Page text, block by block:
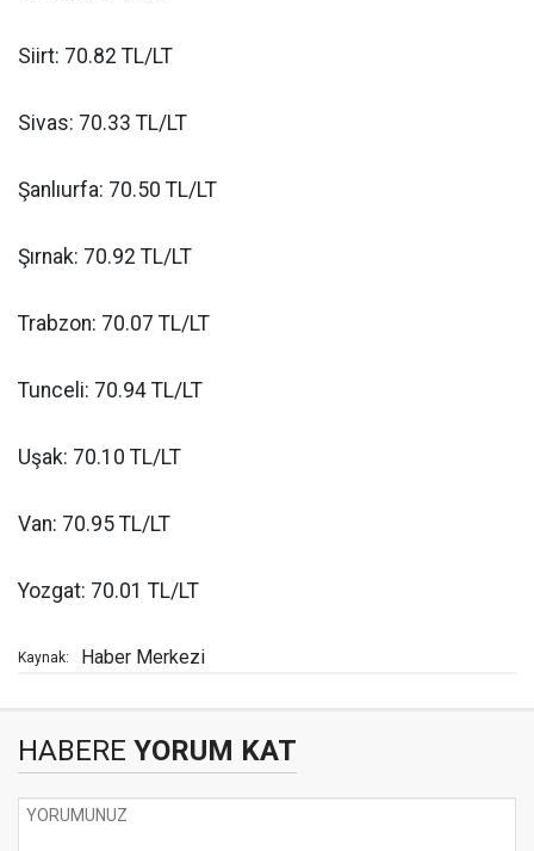
Siirt: 70.82 TL/LT
Sivas: 70.33 TL/LT
Şanlıurfa: 70.50 TL/LT
Şırnak: 70.92 TL/LT
Trabzon: 70.07 TL/LT
Tunceli: 70.94 TL/LT
Uşak: 70.10 TL/LT
Van: 70.95 TL/LT
Yozgat: 70.01 TL/LT
Kaynak: Haber Merkezi
HABERE YORUM KAT